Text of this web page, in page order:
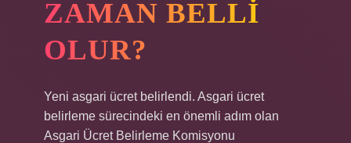
ZAMAN BELLI
OLUR?
Yeni asgari ücret belirlendi. Asgari ücret
belirleme sürecindeki en önemli adım olan
Asgari Ücret Belirleme Komisyonu